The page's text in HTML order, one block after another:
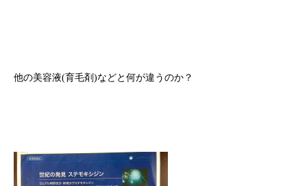
他の美容液(育毛剤)などと何が違うのか？